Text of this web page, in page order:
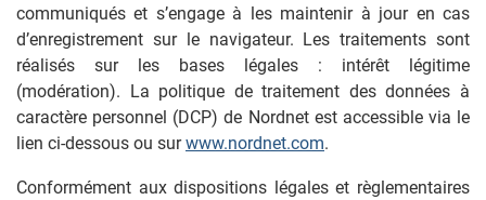
communiqués et s’engage à les maintenir à jour en cas
d’enregistrement sur le navigateur. Les traitements sont
réalisés sur les bases légales : intérêt légitime
(modération). La politique de traitement des données à
caractère personnel (DCP) de Nordnet est accessible via le
lien ci-dessous ou surwww.nordnet.com.
Conformément aux dispositions légales et règlementaires